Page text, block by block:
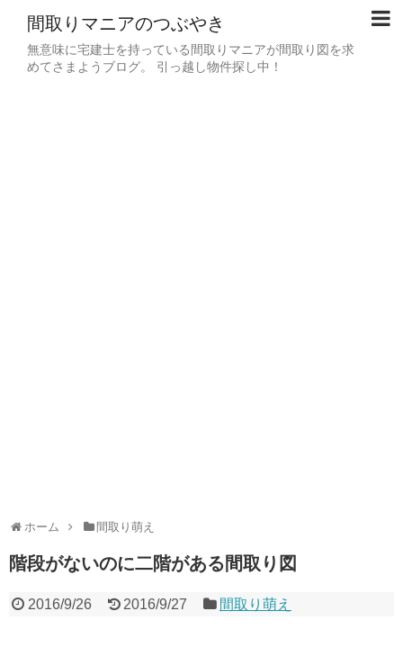
間取りマニアのつぶやき
無意味に宅建士を持っている間取りマニアが間取り図を求
めてさまようブログ。 引っ越し物件探し中！
ホーム 間取り萌え
階段がないのに二階がある間取り図
2016/9/26 2016/9/27 間取り萌え